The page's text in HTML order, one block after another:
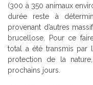
(300 à 350 animaux
durée reste à
provenant d’autres
brucellose. Pour ce
total a été transmis par
protection de la
prochains jours.